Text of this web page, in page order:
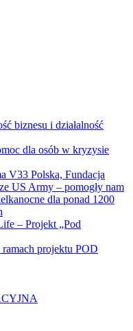
biznesu i działalność
dla osób w kryzysie
V33 Polska, Fundacja
US Army – pomogły nam
dla ponad 1200
– Projekt „Pod
projektu POD